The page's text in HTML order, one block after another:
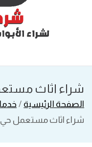
شراء اثاث
الصفحة الرئيسية
شراء اثاث مستعمل حي